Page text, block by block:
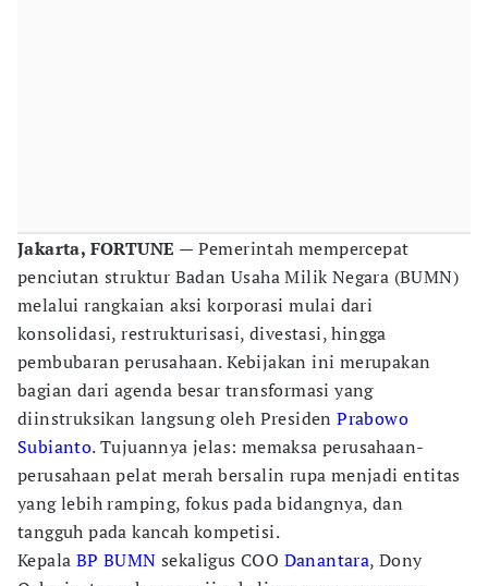
Jakarta, FORTUNE — Pemerintah mempercepat
penciutan struktur Badan Usaha Milik Negara (BUMN)
melalui rangkaian aksi korporasi mulai dari
konsolidasi, restrukturisasi, divestasi, hingga
pembubaran perusahaan. Kebijakan ini merupakan
bagian dari agenda besar transformasi yang
diinstruksikan langsung oleh PresidenPrabowo
Subianto. Tujuannya jelas: memaksa perusahaan-
perusahaan pelat merah bersalin rupa menjadi entitas
yang lebih ramping, fokus pada bidangnya, dan
tangguh pada kancah kompetisi.
Kepala BP BUMN sekaligus COO Danantara, Dony